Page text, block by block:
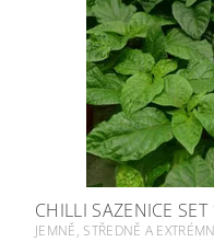
CHILLI SAZENICE SET
JEMNĚ, STŘEDNĚ A